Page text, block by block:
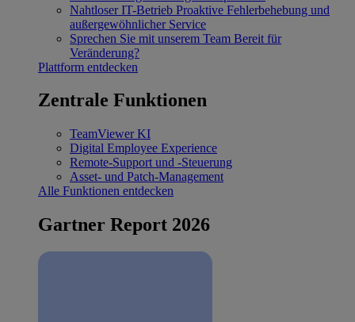
Nahtloser IT-Betrieb Proaktive Fehlerbehebung und
außergewöhnlicher Service
Sprechen Sie mit unserem Team Bereit für
Veränderung?
Plattform entdecken
Zentrale Funktionen
TeamViewer KI
Digital Employee Experience
Remote-Support und -Steuerung
Asset- und Patch-Management
Alle Funktionen entdecken
Gartner Report 2026